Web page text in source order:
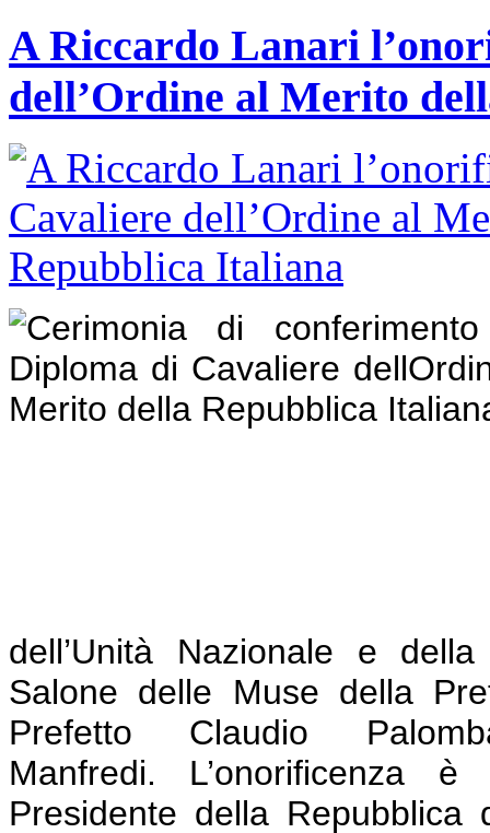
A Riccardo Lanari
dell’Ordine al Merito
dell’Unità Nazionale e
Salone delle Muse della
Prefetto Claudio
Manfredi. L’onorificenza
Presidente della